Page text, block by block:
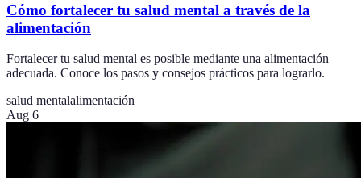
Cómo fortalecer tu salud mental a través de la
alimentación
Fortalecer tu salud mental es posible mediante una alimentación
adecuada. Conoce los pasos y consejos prácticos para lograrlo.
salud mentalalimentación
Aug 6